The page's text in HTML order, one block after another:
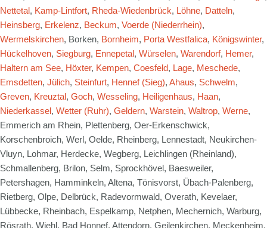
Nettetal , Kamp-Lintfort, Rheda-Wiedenbrück, Löhne, Datteln,
Heinsberg, Erkelenz, Beckum, Voerde (Niederrhein),
Wermelskirchen, Borken, Bornheim, Porta Westfalica, Königswinter,
Hückelhoven, Siegburg, Ennepetal , Würselen, Warendorf, Hemer,
Haltern am See, Höxter, Kempen, Coesfeld, Lage, Meschede,
Emsdetten, Jülich, Steinfurt, Hennef (Sieg), Ahaus, Schwelm,
Greven, Kreuztal , Goch, Wesseling, Heiligenhaus, Haan,
Niederkassel , Wetter (Ruhr), Geldern, Warstein, Waltrop, Werne,
Emmerich am Rhein, Plettenberg, Oer-Erkenschwick,
Korschenbroich, Werl, Oelde, Rheinberg, Lennestadt, Neukirchen-
Vluyn, Lohmar, Herdecke, Wegberg, Leichlingen (Rheinland),
Schmallenberg, Brilon, Selm, Sprockhövel, Baesweiler,
Petershagen, Hamminkeln, Altena, Tönisvorst, Übach-Palenberg,
Rietberg, Olpe, Delbrück, Radevormwald, Overath, Kevelaer,
Lübbecke, Rheinbach, Espelkamp, Netphen, Mechernich, Warburg,
Rösrath, Wiehl, Bad Honnef, Attendorn, Geilenkirchen, Meckenheim,